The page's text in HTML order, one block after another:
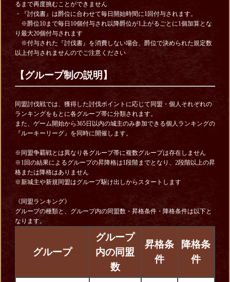
るまで再度挑むことができません
・『討伐書』は爵位に合わせて毎日開始時間に1回付与されます。
※爵位10まで毎日10個付与され以降爵位が1上がるごとに1個加算とな
り最大20個付与されます
※付与された『討伐書』を消費しない場合、爵位で決められた規定数
以上付与されませんのでご注意ください
【グループ制の説明】
同盟討伐戦では、獲得した討伐ポイントに応じて同盟・個人それぞれの
ランキングをもとに各グループ帯に分類されます。
また、ゲーム開始から365日以内の城主のみ参加できる個人ランキングの
『ルーキーリーグ』を同時に開催します。
※同盟争覇戦とは異なり各グループ帯に複数グループは存在しません
※1回の結果によるグループの昇降格は1段階までとなり、2段階以上の昇
格または降格はありません
※新城主や新規同盟はグループ駆け出しからスタートします
《同盟ランキング》
グループの種類と、グループ内の同盟数・昇格条件・降格条件は以下と
なります。
グループ
グループ
内の同盟
数
昇格条
件
降格条
件